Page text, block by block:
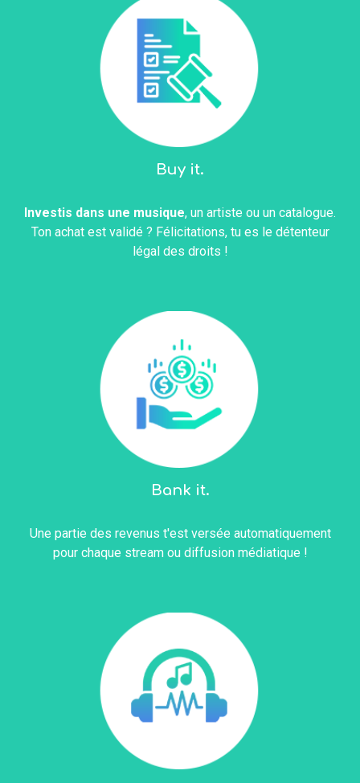
Buy it.
Investis dans une musique, un artiste ou un catalogue.
Ton achat est validé ? Félicitations, tu es le détenteur
légal des droits !
Bank it.
Une partie des revenus t'est versée automatiquement
pour chaque stream ou diffusion médiatique !